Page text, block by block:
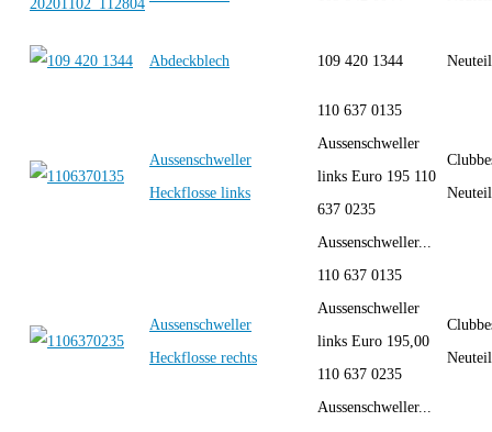
Abdeckblech 109 420 1344
Aussenschweller
Heckflosse links
110 637 0135
Aussenschweller
links Euro 195 110
637 0235
Aussenschweller...
Aussenschweller
Heckflosse rechts
110 637 0135
Aussenschweller
links Euro 195,00
110 637 0235
Aussenschweller...